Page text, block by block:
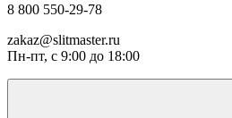
8 800 550-29-78
zakaz@slitmaster.ru
Пн-пт, с 9:00 до 18:00